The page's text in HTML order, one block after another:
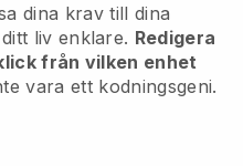
dina krav till dina
liv enklare. Redigera
från vilken enhet
vara ett kodningsgeni.